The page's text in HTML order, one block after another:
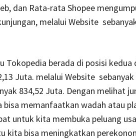
dan Rata-rata Shopee
melalui Website
Tokopedia berada di posisi
Juta. melalui Website
834,52 Juta. Dengan melihat
bisa memanfaatkan wadah atau
untuk kita membuka peluang
kita bisa meningkatkan